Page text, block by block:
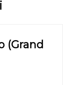
(Grand